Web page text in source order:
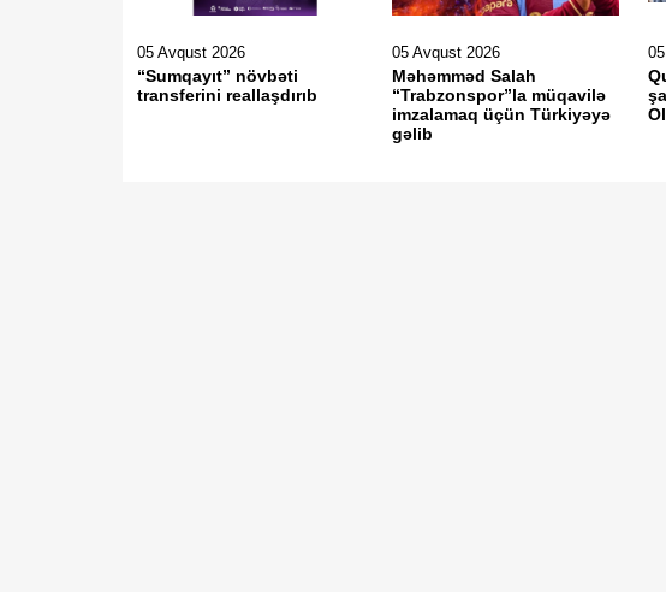
05 Avqust 2026
“Sumqayıt” növbəti
transferini reallaşdırıb
05 Avqust 2026
Məhəmməd Salah
“Trabzonspor”la müqavilə
imzalamaq üçün Türkiyəyə
gəlib